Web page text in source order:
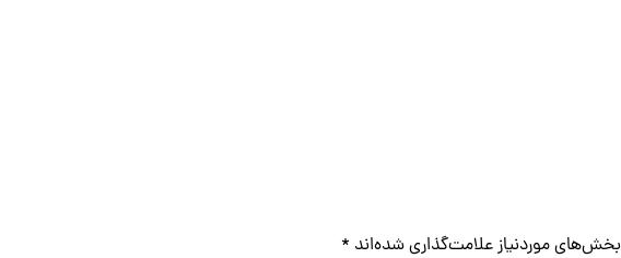
بخش‌های موردنیاز علامت‌گذاری شده‌اند *